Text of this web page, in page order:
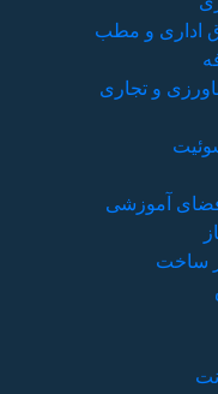
اداری و مطب
و تجاری
فضای آموزشی
ساخت